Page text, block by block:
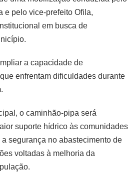
e pelo vice-prefeito Ofila,
em busca de
a capacidade de
enfrentam dificuldades durante
o caminhão-pipa será
suporte hídrico às comunidades
segurança no abastecimento de
voltadas à melhoria da